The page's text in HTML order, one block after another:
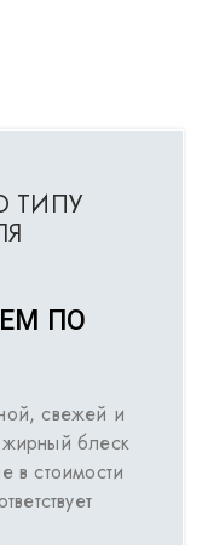
ТИПУ
ПО
свежей и
блеск
в стоимости